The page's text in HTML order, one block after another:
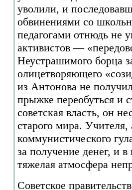
уволили, и
обвинениями со
педагогами отнюдь не
активистов —
Неустрашимого борца
олицетворяющего
из Антонова не
прыжке переобуться и
советская власть, он
старого мира.
коммунистического
за получение денег, и
тяжелая атмосфера
Советское